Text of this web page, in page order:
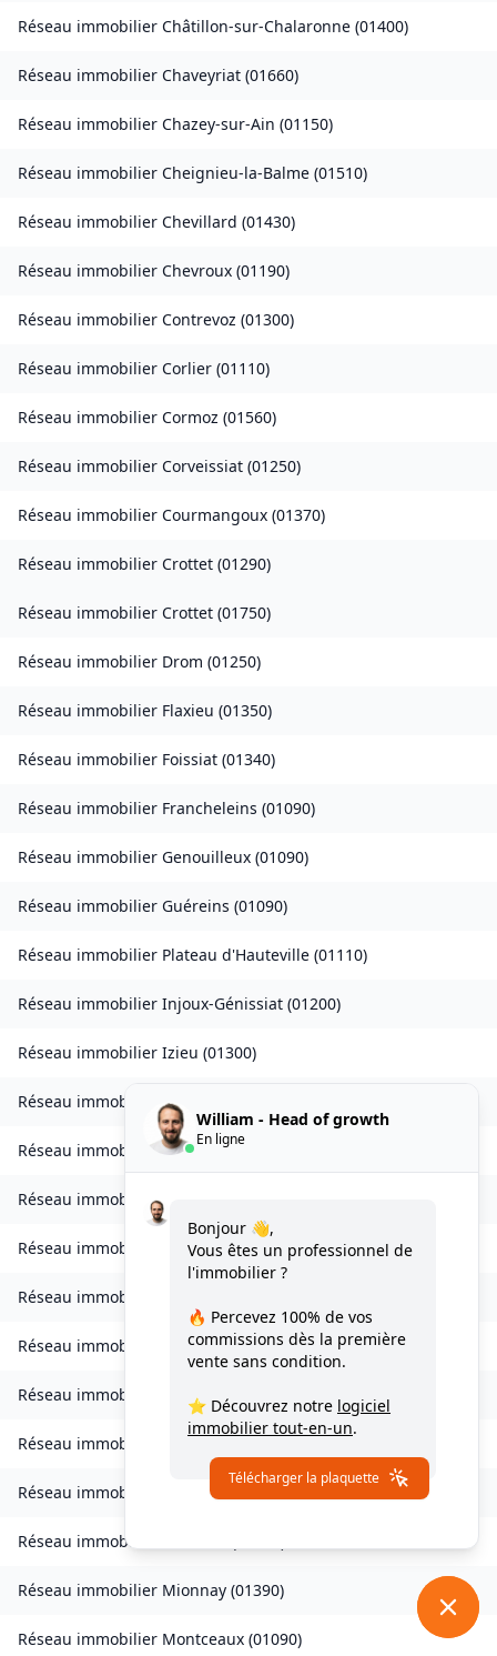
Réseau immobilier Châtillon-sur-Chalaronne (01400)
Réseau immobilier Chaveyriat (01660)
Réseau immobilier Chazey-sur-Ain (01150)
Réseau immobilier Cheignieu-la-Balme (01510)
Réseau immobilier Chevillard (01430)
Réseau immobilier Chevroux (01190)
Réseau immobilier Contrevoz (01300)
Réseau immobilier Corlier (01110)
Réseau immobilier Cormoz (01560)
Réseau immobilier Corveissiat (01250)
Réseau immobilier Courmangoux (01370)
Réseau immobilier Crottet (01290)
Réseau immobilier Crottet (01750)
Réseau immobilier Drom (01250)
Réseau immobilier Flaxieu (01350)
Réseau immobilier Foissiat (01340)
Réseau immobilier Francheleins (01090)
Réseau immobilier Genouilleux (01090)
Réseau immobilier Guéreins (01090)
Réseau immobilier Plateau d'Hauteville (01110)
Réseau immobilier Injoux-Génissiat (01200)
Réseau immobilier Izieu (01300)
Réseau immobilierJournans
Réseau immobilier Le Poizat-Lalleyriat
Réseau immobilierLantenay
Réseau immobilier Magnieu(01300
Réseau immobilier
Réseau immobilier Martignat(01100)
Réseau immobilier Massieux
Réseau immobilier
Réseau immobilier Meillonnas 01370
Réseau immobilier
Réseau immobilier Mionnay (01390)
Réseau immobilier Montceaux (01090)
William - Head of growth
En ligne
Bonjour 👋,
Vous êtes un professionnel de
l'immobilier ?
🔥 Percevez 100% de vos
commissions dès la première
vente sans condition.
⭐ Découvrez notre logiciel
immobilier tout-en-un.
Télécharger la plaquette